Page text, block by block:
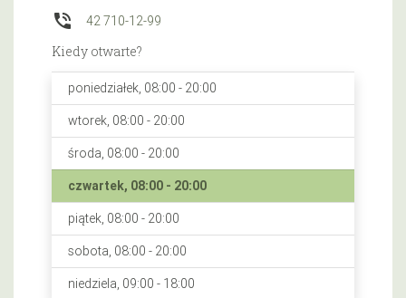
phone_in_talk 42 710-12-99
Kiedy otwarte?
poniedziałek, 08:00 - 20:00
wtorek, 08:00 - 20:00
środa, 08:00 - 20:00
czwartek, 08:00 - 20:00
piątek, 08:00 - 20:00
sobota, 08:00 - 20:00
niedziela, 09:00 - 18:00